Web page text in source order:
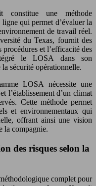
constitue une méthode
qui permet d’évaluer la
de travail réel.
du Texas, fournit des
et l’efficacité des
le LOSA dans son
sécurité opérationnelle.
LOSA nécessite une
l’établissement d’un climat
Cette méthode permet
et environnementaux qui
offrant ainsi une vision
la compagnie.
des risques selon la
complet pour